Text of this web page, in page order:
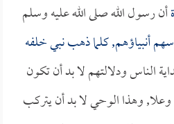
أن رسول الله صلى الله عليه وسلم
أنبياؤهم, كلما ذهب نبي خلفه
الناس ودلالتهم لا بد أن تكون
وهذا الوحي لا بد أن يتركب